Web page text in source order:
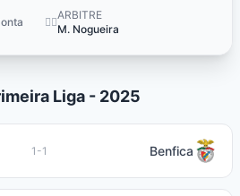
👨‍⚖️
ARBITRE
M. Nogueira
Liga - 2025
1-1 Benfica